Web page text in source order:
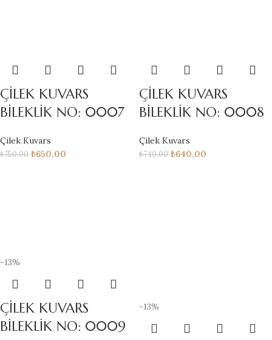
ÇİLEK KUVARS
BİLEKLİK NO: 0007
Çilek Kuvars
₺750,00 ₺650,00
ÇİLEK KUVARS
BİLEKLİK NO: 0008
Çilek Kuvars
₺740,00 ₺640,00
-13%
ÇİLEK KUVARS
BİLEKLİK NO: 0009
-13%